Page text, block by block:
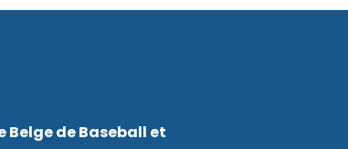
Belge de Baseball et